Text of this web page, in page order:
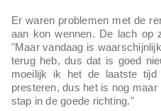
Er waren problemen met de
aan kon wennen. De lach op
"Maar vandaag is
terug heb, dus dat is goed
moeilijk ik het de laatste
presteren, dus het is nog
stap in de goede richting."